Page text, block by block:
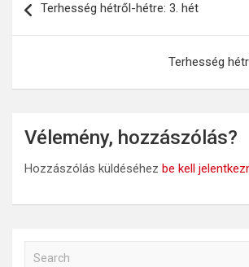
navigáció
Terhesség hétről-hétre: 3. hét
Terhesség
Vélemény, hozzászólás?
Hozzászólás küldéséhez be kell